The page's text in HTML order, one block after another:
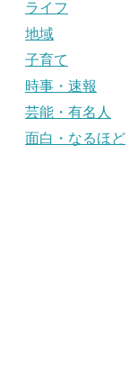
ライフ
地域
子育て
時事・速報
芸能・有名人
面白・なるほど